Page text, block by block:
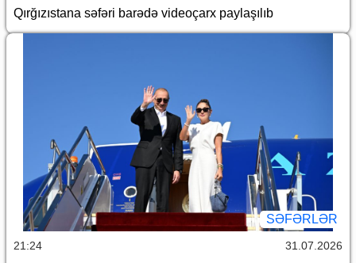
Qırğızıstana səfəri barədə videoçarx paylaşılıb
SƏFƏRLƏR
21:24 31.07.2026